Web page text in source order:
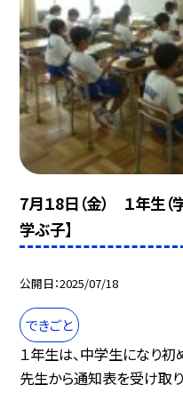
7月１8日（金） １年生（
学ぶ子】
公開日 2025/07/18
できごと
１年生は、中学生になり
先生から通知表を受け取り